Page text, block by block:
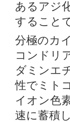
あるアジ
すること
分極のカ
コンドリ
ダミンエ
性でミト
イオン色
速に蓄積